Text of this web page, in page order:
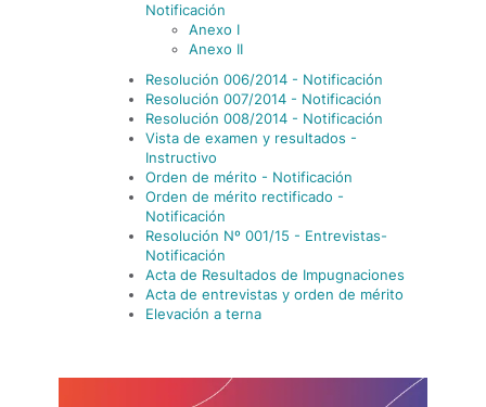
Notificación
Anexo I
Anexo II
Resolución 006/2014 - Notificación
Resolución 007/2014 - Notificación
Resolución 008/2014 - Notificación
Vista de examen y resultados -
Instructivo
Orden de mérito - Notificación
Orden de mérito rectificado -
Notificación
Resolución Nº 001/15 - Entrevistas-
Notificación
Acta de Resultados de Impugnaciones
Acta de entrevistas y orden de mérito
Elevación a terna